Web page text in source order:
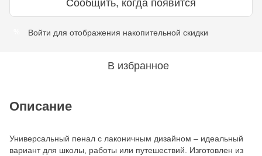
Сообщить, когда появится
Войти для отображения накопительной скидки
В избранное
Описание
Универсальный пенал с лаконичным дизайном – идеальный
вариант для школы, работы или путешествий. Изготовлен из